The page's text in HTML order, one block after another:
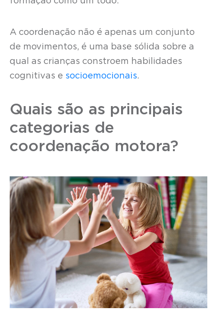
A coordenação não é apenas um conjunto
de movimentos, é uma base sólida sobre a
qual as crianças constroem habilidades
cognitivas e socioemocionais.
Quais são as principais
categorias de
coordenação motora?